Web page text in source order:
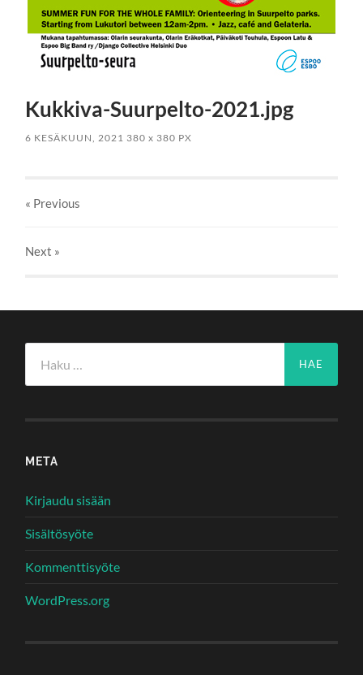
Kukkiva-Suurpelto-2021.jpg
6 KESÄKUUN, 2021 380x 380 PX
« Previous
Next »
META
Kirjaudu sisään
Sisältösyöte
Kommenttisyöte
WordPress.org